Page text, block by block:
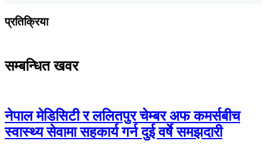
प्रतिक्रिया
सम्बन्धित खवर
नेपाल मेडिसिटी र ललितपुर चेम्बर अफ कमर्सबीच
स्वास्थ्य सेवामा सहकार्य गर्न दुई वर्षे समझदारी